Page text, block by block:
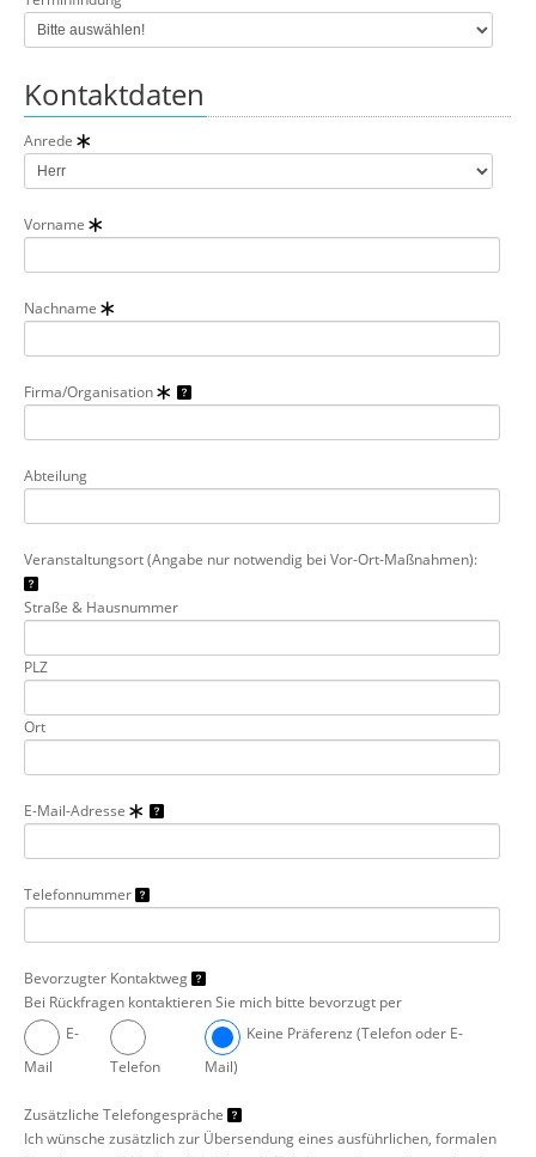
Kontaktdaten
Anrede
Vorname
Nachname
Firma/Organisation
Abteilung
Veranstaltungsort (Angabe nur notwendig bei Vor-Ort-Maßnahmen):
Straße & Hausnummer
PLZ
Ort
E-Mail-Adresse
Telefonnummer
Bevorzugter Kontaktweg
Bei Rückfragen kontaktieren Sie mich bitte bevorzugt per
E-
Mail
Telefon
Keine Präferenz (Telefon oder E-
Mail)
Zusätzliche Telefongespräche
Ich wünsche zusätzlich zur Übersendung eines ausführlichen, formalen